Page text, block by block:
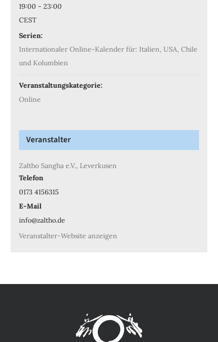
19:00 - 23:00
CEST
Serien:
Internationaler Online-Kalender für: Italien, USA, Chile
und Kolumbien
Veranstaltungskategorie:
Online
Veranstalter
Zaltho Sangha e.V., Leverkusen
Telefon
0173 4156315
E-Mail
info@zaltho.de
Veranstalter-Website anzeigen